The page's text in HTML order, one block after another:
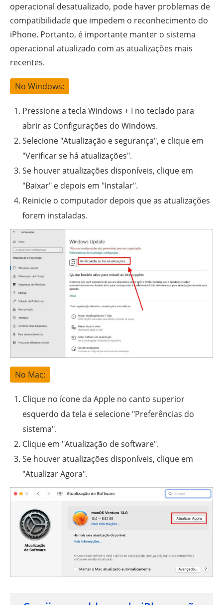
operacional desatualizado, pode haver problemas de
compatibilidade que impedem o reconhecimento do
iPhone. Portanto, é importante manter o sistema
operacional atualizado com as atualizações mais
recentes.
No Windows:
Pressione a tecla Windows + I no teclado para
abrir as Configurações do Windows.
Selecione "Atualização e segurança", e clique em
"Verificar se há atualizações".
Se houver atualizações disponíveis, clique em
"Baixar" e depois em "Instalar".
Reinicie o computador depois que as atualizações
forem instaladas.
No Mac:
Clique no ícone da Apple no canto superior
esquerdo da tela e selecione "Preferências do
sistema".
Clique em "Atualização de software".
Se houver atualizações disponíveis, clique em
"Atualizar Agora".